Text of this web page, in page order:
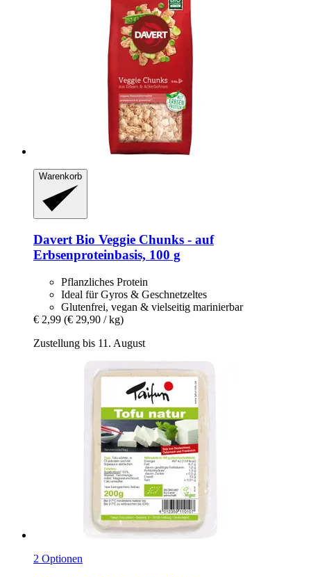
Warenkorb
Davert Bio Veggie Chunks -​ auf
Erbsenproteinbasis, 100 g
Pflanzliches Protein
Ideal für Gyros & Geschnetzeltes
Glutenfrei, vegan & vielseitig marinierbar
€ 2,99 (€ 29,90 / kg)
Zustellung bis 11. August
2 Optionen